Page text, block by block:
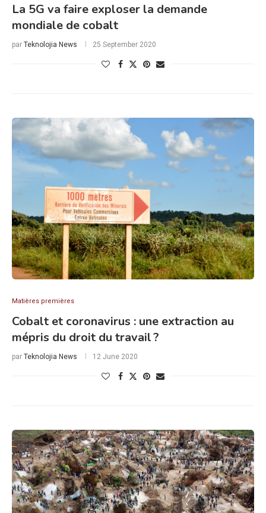
La 5G va faire exploser la demande
mondiale de cobalt
par Teknolojia News 25 September 2020
Matières premières
Cobalt et coronavirus : une extraction au
mépris du droit du travail ?
par Teknolojia News 12 June 2020